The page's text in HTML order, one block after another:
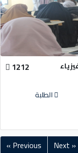
1212
الطلبة
« Previous Next »